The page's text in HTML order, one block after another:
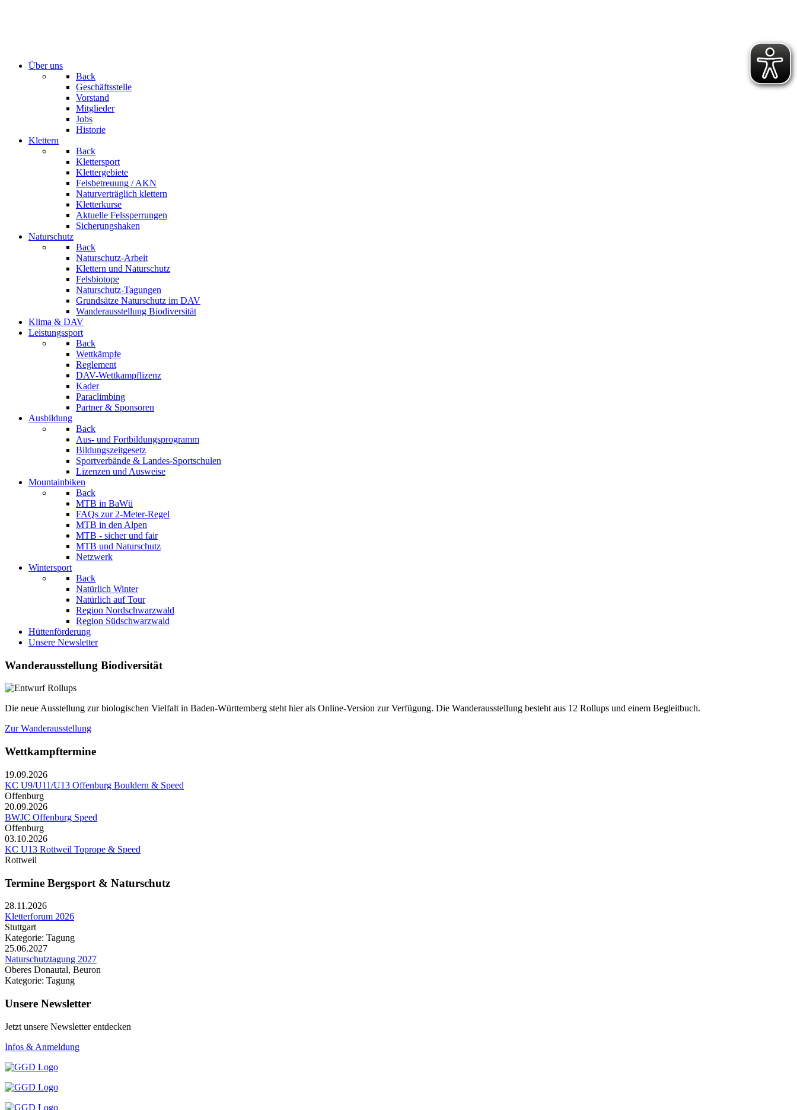
Über uns
Back
Geschäftsstelle
Vorstand
Mitglieder
Jobs
Historie
Klettern
Back
Klettersport
Klettergebiete
Felsbetreuung / AKN
Naturverträglich klettern
Kletterkurse
Aktuelle Felssperrungen
Sicherungshaken
Naturschutz
Back
Naturschutz-Arbeit
Klettern und Naturschutz
Felsbiotope
Naturschutz-Tagungen
Grundsätze Naturschutz im DAV
Wanderausstellung Biodiversität
Klima & DAV
Leistungssport
Back
Wettkämpfe
Reglement
DAV-Wettkampflizenz
Kader
Paraclimbing
Partner & Sponsoren
Ausbildung
Back
Aus- und Fortbildungsprogramm
Bildungszeitgesetz
Sportverbände & Landes-Sportschulen
Lizenzen und Ausweise
Mountainbiken
Back
MTB in BaWü
FAQs zur 2-Meter-Regel
MTB in den Alpen
MTB - sicher und fair
MTB und Naturschutz
Netzwerk
Wintersport
Back
Natürlich Winter
Natürlich auf Tour
Region Nordschwarzwald
Region Südschwarzwald
Hüttenförderung
Unsere Newsletter
Wanderausstellung Biodiversität
Die neue Ausstellung zur biologischen Vielfalt in Baden-Württemberg steht hier als Online-Version zur Verfügung. Die Wanderausstellung besteht aus 12 Rollups und einem Begleitbuch.
Zur Wanderausstellung
Wettkampftermine
19.09.2026
KC U9/U11/U13 Offenburg Bouldern & Speed
Offenburg
20.09.2026
BWJC Offenburg Speed
Offenburg
03.10.2026
KC U13 Rottweil Toprope & Speed
Rottweil
Termine Bergsport & Naturschutz
28.11.2026
Kletterforum 2026
Stuttgart
Kategorie: Tagung
25.06.2027
Naturschutztagung 2027
Oberes Donautal, Beuron
Kategorie: Tagung
Unsere Newsletter
Jetzt unsere Newsletter entdecken
Infos & Anmeldung